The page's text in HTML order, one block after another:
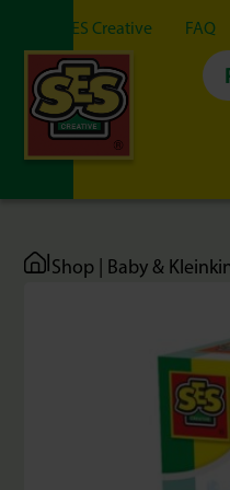
Über SES Creative FAQ
|Shop Baby &